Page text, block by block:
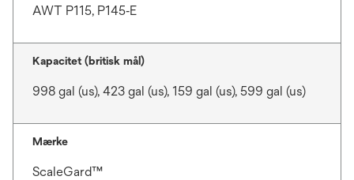
AWT P115, P145‑E
Kapacitet (britisk mål)
998 gal (us), 423 gal (us), 159 gal (us), 599 gal (us)
Mærke
ScaleGard™